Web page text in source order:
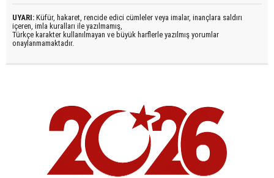
UYARI: Küfür, hakaret, rencide edici cümleler veya imalar, inançlara saldırı
içeren, imla kuralları ile yazılmamış,
Türkçe karakter kullanılmayan ve büyük harflerle yazılmış yorumlar
onaylanmamaktadır.